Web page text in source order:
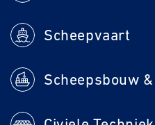
Scheepvaart
Scheepsbouw